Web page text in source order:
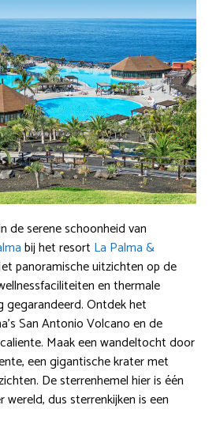
de serene schoonheid van
bij het resort La Palma &
panoramische uitzichten op de
en thermale
gegarandeerd. Ontdek het
San Antonio Volcano en de
Maak een wandeltocht door
een gigantische krater met
De sterrenhemel hier is één
dus sterrenkijken is een